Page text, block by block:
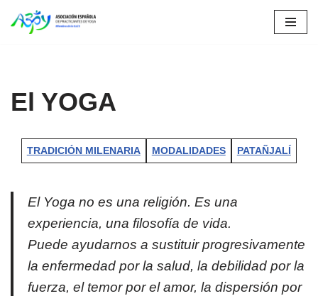
Saltar
El YOGA
TRADICIÓN MILENARIA MODALIDADES PATAÑJALÍ
El Yoga no es una religión. Es una
experiencia, una filosofía de vida.
Puede ayudarnos a sustituir progresivamente
la enfermedad por la salud, la debilidad por la
fuerza, el temor por el amor, la dispersión por